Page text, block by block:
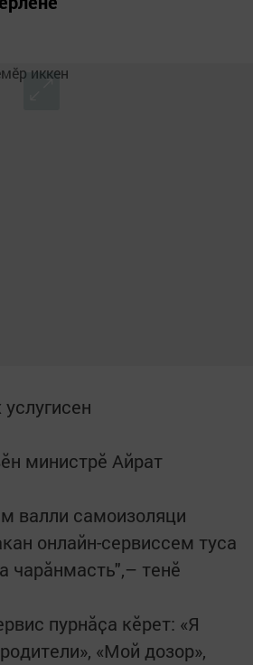
министрӗ Айрат
валли самоизоляци
онлайн-сервиссем туса
чарӑнмасть",– тенӗ
пурнӑҫа кӗрет: «Я
«Мой дозор»,